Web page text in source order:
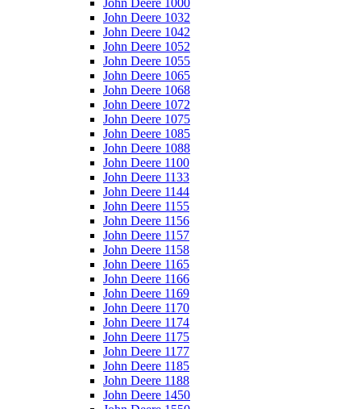
John Deere 1000
John Deere 1032
John Deere 1042
John Deere 1052
John Deere 1055
John Deere 1065
John Deere 1068
John Deere 1072
John Deere 1075
John Deere 1085
John Deere 1088
John Deere 1100
John Deere 1133
John Deere 1144
John Deere 1155
John Deere 1156
John Deere 1157
John Deere 1158
John Deere 1165
John Deere 1166
John Deere 1169
John Deere 1170
John Deere 1174
John Deere 1175
John Deere 1177
John Deere 1185
John Deere 1188
John Deere 1450